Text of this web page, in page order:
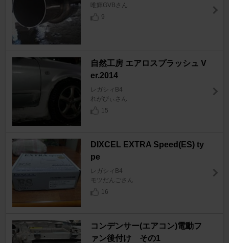
唯輝GVBさん
9
自然工房 エアロスプラッシュ V
er.2014
レガシィB4
れがびぃさん
15
DIXCEL EXTRA Speed(ES) ty
pe
レガシィB4
モツだんごさん
16
コンデンサー(エアコン)電動フ
ァン後付け その1